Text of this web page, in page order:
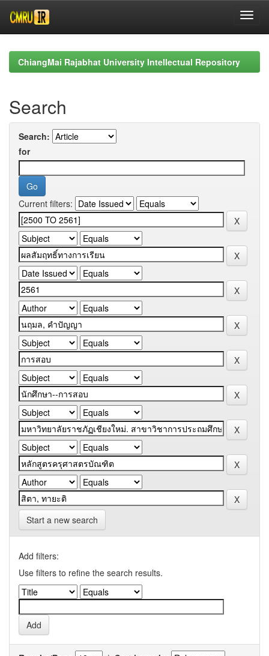
navigationChiangMai Rajabhat University Intellectual Repository
Search
Search:
for
Current filters:
Start a new search
Add filters:
Use filters to refine the search results.